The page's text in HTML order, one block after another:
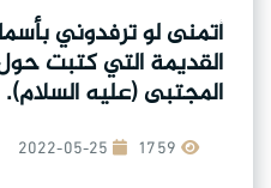
أتمنى لو ترفدوني
القديمة التي كتبت
المجتبى (عليه السلام).
2022-05-25